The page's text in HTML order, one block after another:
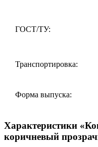
ГОСТ/ТУ:
Транспортировка:
Форма выпуска:
Характеристики
коричневый